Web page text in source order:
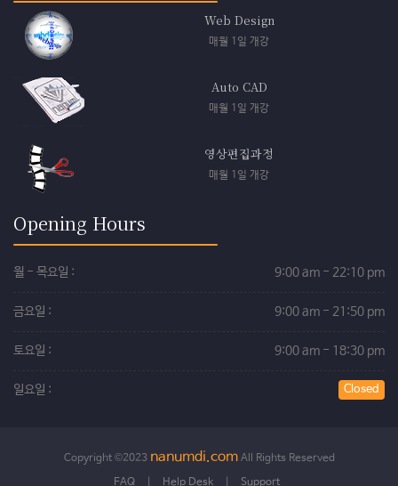
Web Design
매월 1일 개강
Auto CAD
매월 1일 개강
영상편집과정
매월 1일 개강
Opening Hours
월 - 목요일 : 9:00 am - 22:10 pm
금요일 : 9:00 am - 21:50 pm
토요일 : 9:00 am - 18:30 pm
일요일 : Closed
Copyright ©2023 nanumdi.comAll Rights Reserved
FAQ
Help Desk Support